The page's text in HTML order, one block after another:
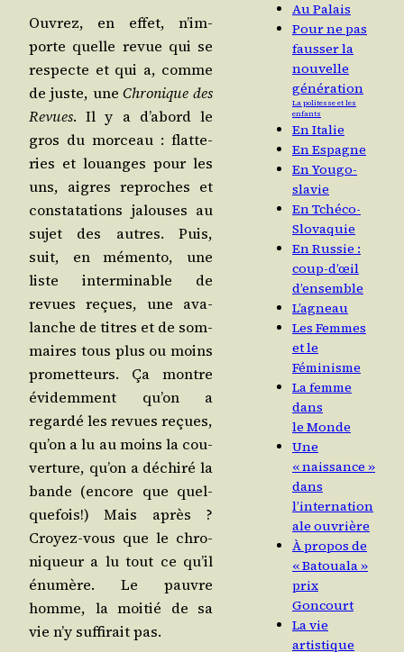
Ouvrez, en effet, n’im­
porte quelle revue qui se
res­pecte et qui a, comme
de juste, uneChro­nique des
Revues. Il y a d’a­bord le
gros du mor­ceau : flat­te­
ries et louanges pour les
uns, aigres reproches et
consta­ta­tions jalouses au
sujet des autres. Puis,
suit, en mémen­to, une
liste inter­mi­nable de
revues reçues, une ava­
lanche de titres et de som­
maires tous plus ou moins
pro­met­teurs. Ça montre
évi­dem­ment qu’on a
regar­dé les revues reçues,
qu’on a lu au moins la cou­
ver­ture, qu’on a déchi­ré la
bande (encore que quel­
que­fois!) Mais après ?
Croyez-vous que le chro­
ni­queur a lu tout ce qu’il
énu­mère. Le pauvre
homme, la moi­tié de sa
vie n’y suf­fi­rait pas.
Au Palais
Pour ne pas
fausser la
nouvelle
génération
La politesse et les
enfants
En Italie
En Espagne
En Yougo-
slavie
En Tchéco-
Slovaquie
En Russie :
coup-d’œil
d’ensemble
L’agneau
Les Femmes
et le
Féminisme
La femme
dans
le Monde
Une
« naissance »
dans
l’internation
ale ouvrière
À propos de
« Batouala »
prix
Goncourt
La vie
artistique